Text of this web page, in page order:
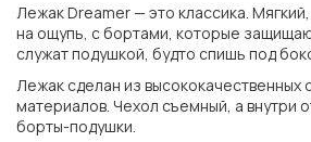
Лежак Dreamer — это классика.
на ощупь, с бортами, которые
служат подушкой, будто спишь под
Лежак сделан из высококачественных
материалов. Чехол съемный, а внутри
борты-подушки.